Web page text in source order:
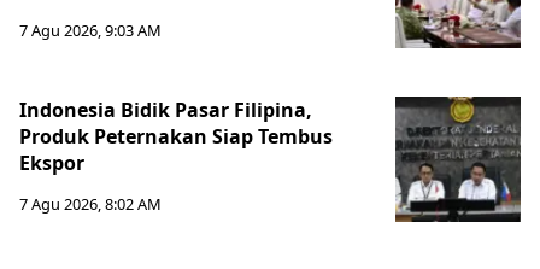
7 Agu 2026, 9:03 AM
Indonesia Bidik Pasar Filipina,
Produk Peternakan Siap Tembus
Ekspor
7 Agu 2026, 8:02 AM